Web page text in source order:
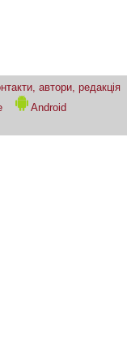
автори, редакція
Android